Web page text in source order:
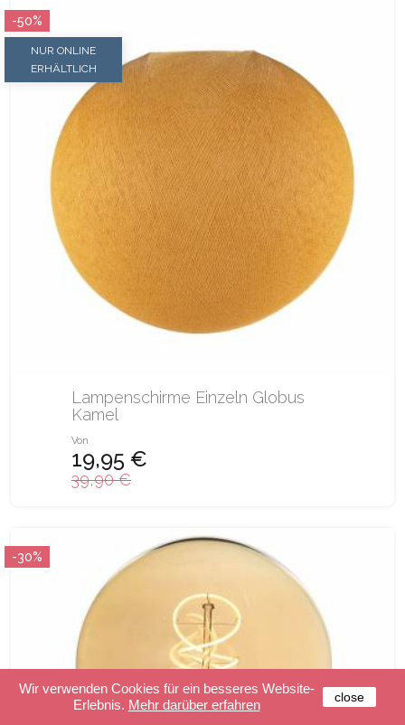
NUR ONLINE
ERHÄLTLICH
-50%
Lampenschirme Einzeln Globus
Kamel
Von
19,95 €
39,90 €
-30%
Wir verwenden Cookies für ein besseres Website-
Erlebnis. Mehr darüber erfahren close